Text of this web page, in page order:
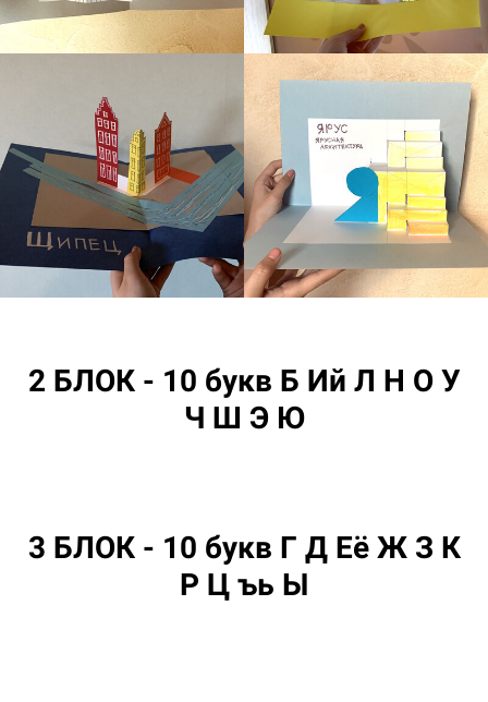
2 БЛОК - 10 букв Б Ий Л Н О У
Ч Ш Э Ю
3 БЛОК - 10 букв Г Д Её Ж З К
Р Ц ъь Ы